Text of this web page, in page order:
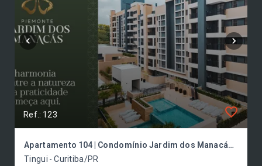
Ref.: 123
Apartamento 104 | Condomínio Jardim dos Manacás – Tingui
Tingui - Curitiba/PR